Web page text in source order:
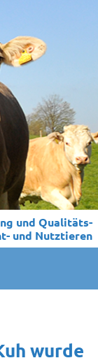
und Qualitäts­
und Nutztieren
wurde